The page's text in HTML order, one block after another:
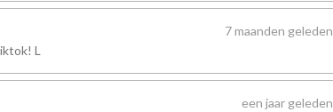
7 maanden geleden
L
een jaar geleden